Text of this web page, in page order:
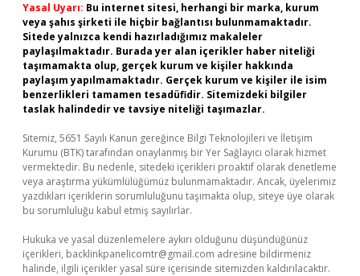
Yasal Uyarı: Bu internet sitesi, herhangi bir marka, kurum
veya şahıs şirketi ile hiçbir bağlantısı bulunmamaktadır.
Sitede yalnızca kendi hazırladığımız makaleler
paylaşılmaktadır. Burada yer alan içerikler haber niteliği
taşımamakta olup, gerçek kurum ve kişiler hakkında
paylaşım yapılmamaktadır. Gerçek kurum ve kişiler ile isim
benzerlikleri tamamen tesadüfidir. Sitemizdeki bilgiler
taslak halindedir ve tavsiye niteliği taşımazlar.
Sitemiz, 5651 Sayılı Kanun gereğince Bilgi Teknolojileri ve İletişim
Kurumu (BTK) tarafından onaylanmış bir Yer Sağlayıcı olarak hizmet
vermektedir. Bu nedenle, sitedeki içerikleri proaktif olarak denetleme
veya araştırma yükümlülüğümüz bulunmamaktadır. Ancak, üyelerimiz
yazdıkları içeriklerin sorumluluğunu taşımakta olup, siteye üye olarak
bu sorumluluğu kabul etmiş sayılırlar.
Hukuka ve yasal düzenlemelere aykırı olduğunu düşündüğünüz
içerikleri, backlinkpanelicomtr@gmail.com adresine bildirmeniz
halinde, ilgili içerikler yasal süre içerisinde sitemizden kaldırılacaktır.